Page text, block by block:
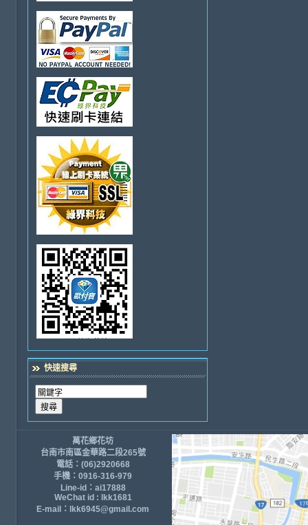
快速搜尋
萬花鄉花坊
台南市南區金華路二段265號
電話：(06)2920668
手機：0916-316-979
Line-id：ai17888
WeChat id : lkk1681
E-mail：lkk6945@gmail.com